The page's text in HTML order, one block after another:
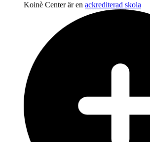
Koinè Center är en ackrediterad skola